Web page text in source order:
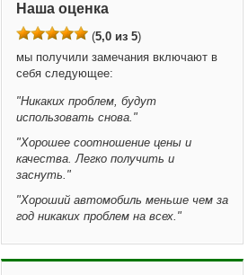
Наша оценка
(5,0 из 5)
мы получили замечания включают в
себя следующее:
"Никаких проблем, будут
использовать снова. "
"Хорошее соотношение цены и
качества. Легко получить и
заснуть. "
"Хороший автомобиль меньше чем за
год никаких проблем на всех. "